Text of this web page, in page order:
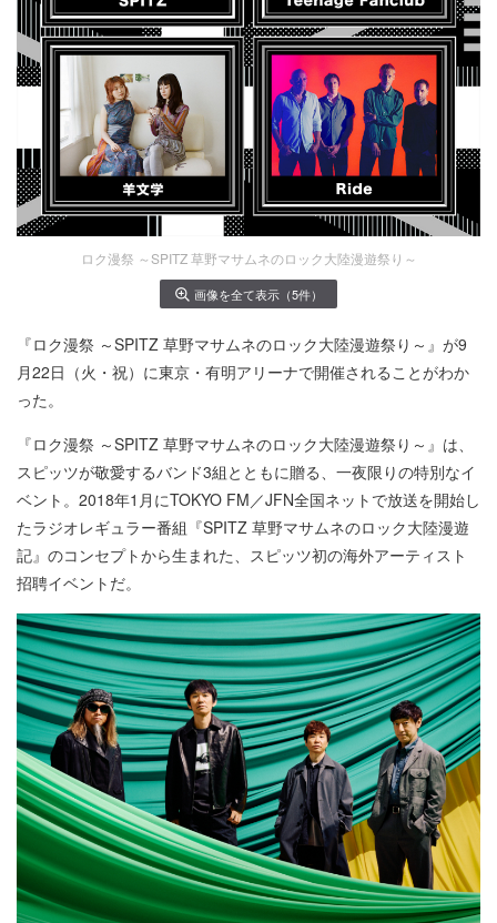
ロク漫祭 ～SPITZ 草野マサムネのロック大陸漫遊祭り～
画像を全て表示（5件）
『ロク漫祭 ～SPITZ 草野マサムネのロック大陸漫遊祭り～』が9
月22日（火・祝）に東京・有明アリーナで開催されることがわか
った。
『ロク漫祭 ～SPITZ 草野マサムネのロック大陸漫遊祭り～』は、
スピッツが敬愛するバンド3組とともに贈る、一夜限りの特別なイ
ベント。2018年1月にTOKYO FM／JFN全国ネットで放送を開始し
たラジオレギュラー番組『SPITZ 草野マサムネのロック大陸漫遊
記』のコンセプトから生まれた、スピッツ初の海外アーティスト
招聘イベントだ。